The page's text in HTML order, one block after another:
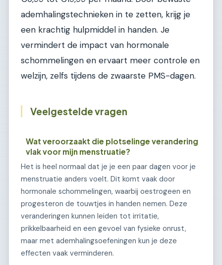
ademhalingstechnieken in te zetten, krijg je
een krachtig hulpmiddel in handen. Je
vermindert de impact van hormonale
schommelingen en ervaart meer controle en
welzijn, zelfs tijdens de zwaarste PMS-dagen.
Veelgestelde vragen
Wat veroorzaakt die plotselinge verandering
vlak voor mijn menstruatie?
Het is heel normaal dat je je een paar dagen voor je
menstruatie anders voelt. Dit komt vaak door
hormonale schommelingen, waarbij oestrogeen en
progesteron de touwtjes in handen nemen. Deze
veranderingen kunnen leiden tot irritatie,
prikkelbaarheid en een gevoel van fysieke onrust,
maar met ademhalingsoefeningen kun je deze
effecten vaak verminderen.